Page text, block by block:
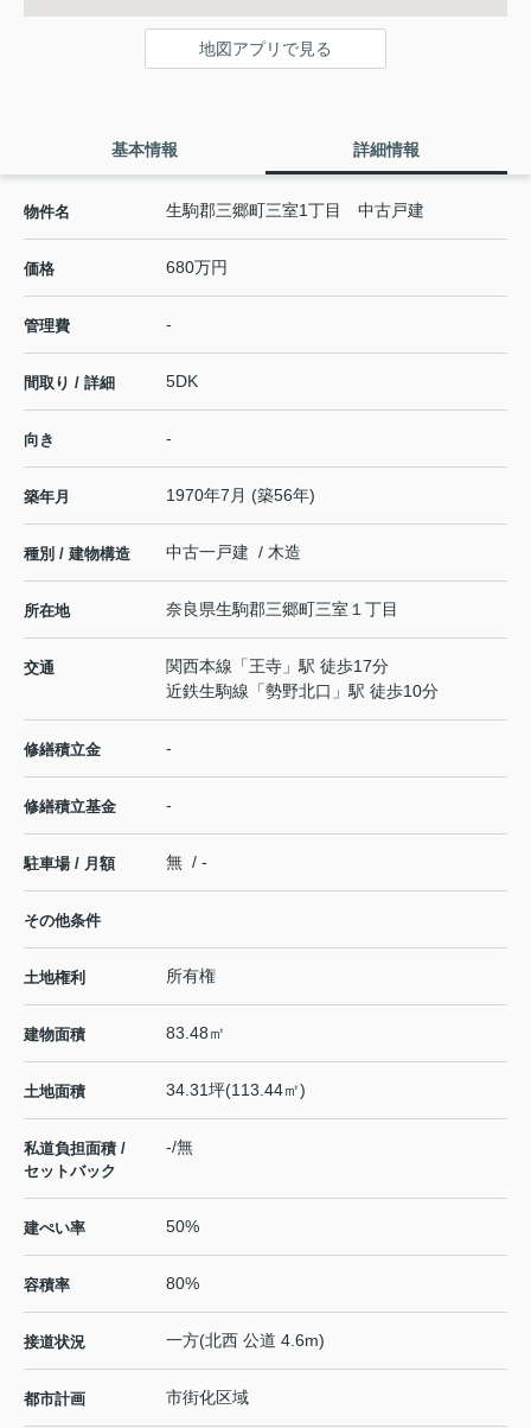
地図アプリで見る
基本情報 詳細情報
物件名 生駒郡三郷町三室1丁目 中古戸建
価格 680万円
管理費 -
間取り / 詳細 5DK
向き -
築年月 1970年7月 (築56年)
種別 / 建物構造 中古一戸建 / 木造
所在地 奈良県生駒郡三郷町三室 １丁目
交通 関西本線 「王寺 」駅 徒歩17分
近鉄生駒線 「勢野北口 」駅 徒歩10分
修繕積立金 -
修繕積立基金 -
駐車場 / 月額 無 / -
その他条件
土地権利 所有権
建物面積 83.48㎡
土地面積 34.31坪(113.44㎡)
私道負担面積 /
セットバック
-/無
建ぺい率 50%
容積率 80%
接道状況 一方(北西 公道 4.6m)
都市計画 市街化区域